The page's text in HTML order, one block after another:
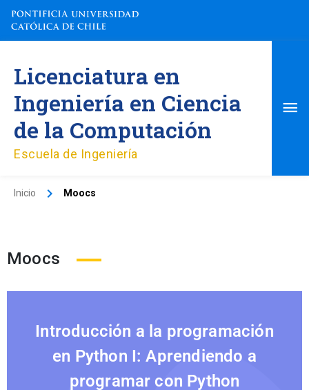
contenido
Licenciatura en
Ingeniería en Ciencia
de la Computación
Escuela de Ingeniería
Inicio Moocs
Moocs
Introducción a la programación
en Python I: Aprendiendo a
programar con Python